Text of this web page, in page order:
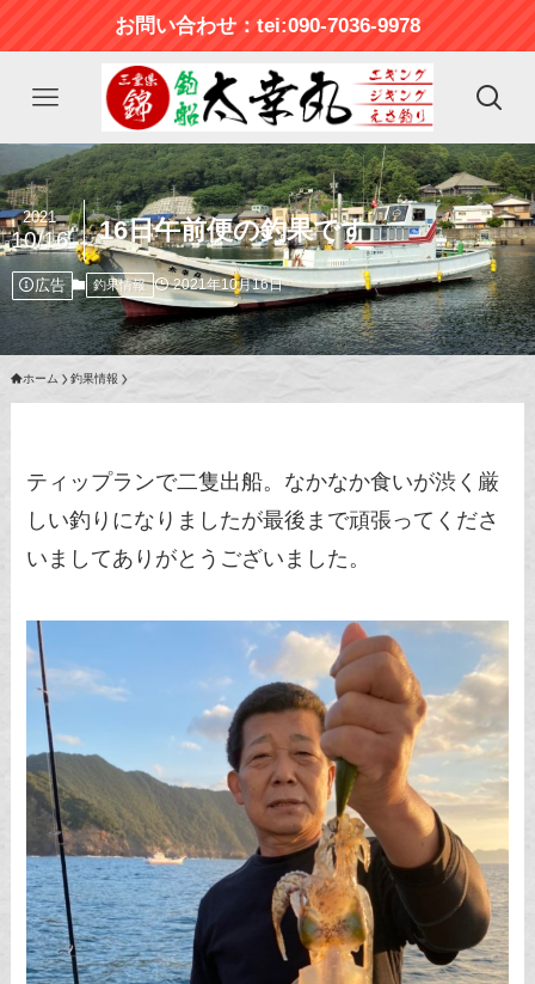
お問い合わせ：tei:090-7036-9978
16日午前便の釣果です
2021
10/16
広告 釣果情報 2021年10月16日
ホーム 釣果情報
ティップランで二隻出船。なかなか食いが渋く厳
しい釣りになりましたが最後まで頑張ってくださ
いましてありがとうございました。